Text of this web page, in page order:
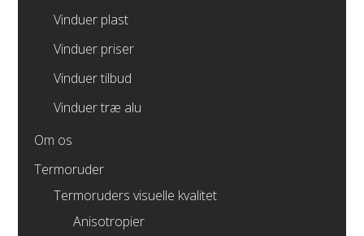
Vinduer plast
Vinduer priser
Vinduer tilbud
Vinduer træ alu
Om os
Termoruder
Termoruders visuelle kvalitet
Anisotropier